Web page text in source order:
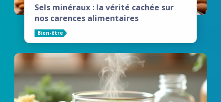
Sels minéraux : la vérité cachée sur
nos carences alimentaires
Bien-être